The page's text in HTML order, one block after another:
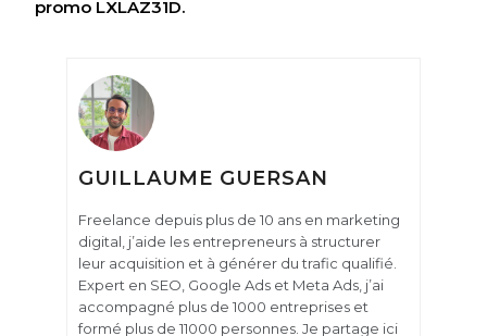
promo LXLAZ31D.
GUILLAUME GUERSAN
Freelance depuis plus de 10 ans en marketing
digital, j’aide les entrepreneurs à structurer
leur acquisition et à générer du trafic qualifié.
Expert en SEO, Google Ads et Meta Ads, j’ai
accompagné plus de 1000 entreprises et
formé plus de 11000 personnes. Je partage ici